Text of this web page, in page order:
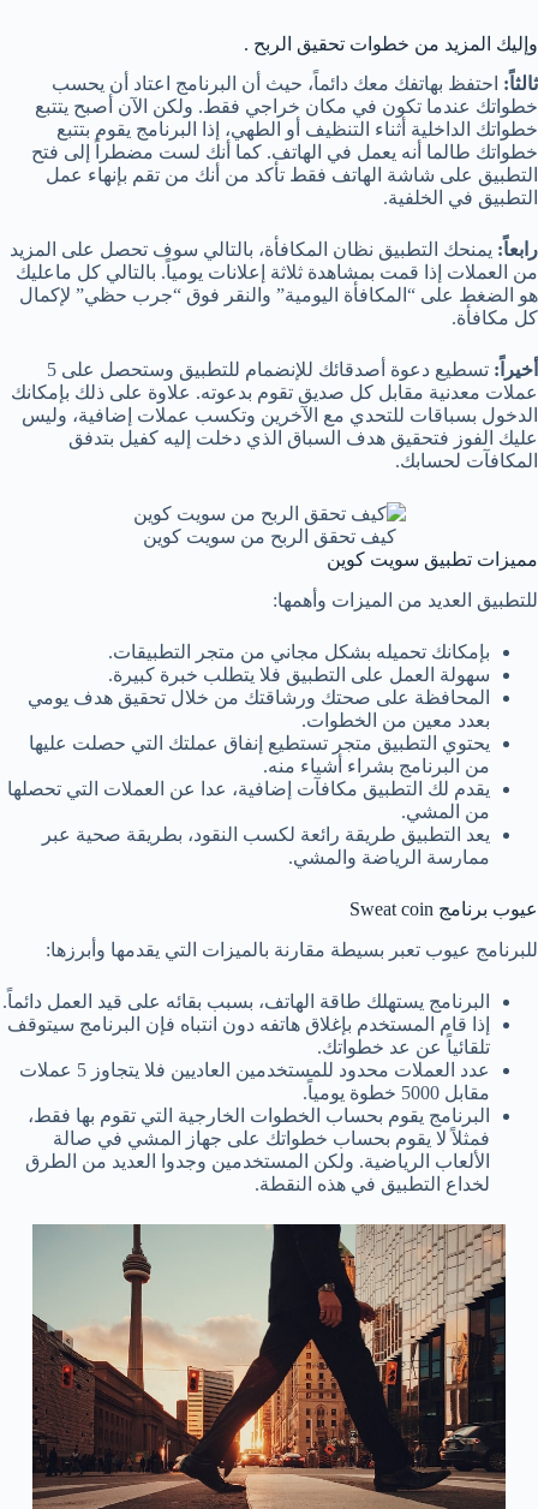
وإليك المزيد من خطوات تحقيق الربح .
ثالثاً: احتفظ بهاتفك معك دائماً، حيث أن البرنامج اعتاد أن يحسب
خطواتك عندما تكون في مكان خراجي فقط. ولكن الآن أصبح يتتبع
خطواتك الداخلية أثناء التنظيف أو الطهي، إذا البرنامج يقوم بتتبع
خطواتك طالما أنه يعمل في الهاتف. كما أنك لست مضطراً إلى فتح
التطبيق على شاشة الهاتف فقط تأكد من أنك من تقم بإنهاء عمل
التطبيق في الخلفية.
رابعاً: يمنحك التطبيق نظان المكافأة، بالتالي سوف تحصل على المزيد
من العملات إذا قمت بمشاهدة ثلاثة إعلانات يومياً. بالتالي كل ماعليك
هو الضغط على “المكافأة اليومية” والنقر فوق “جرب حظي” لإكمال
كل مكافأة.
أخيراً:
تسطيع دعوة أصدقائك للإنضمام للتطبيق وستحصل على 5
عملات معدنية مقابل كل صديق تقوم بدعوته. علاوة على ذلك بإمكانك
الدخول بسباقات للتحدي مع الآخرين وتكسب عملات إضافية، وليس
عليك الفوز فتحقيق هدف السباق الذي دخلت إليه كفيل بتدفق
المكافآت لحسابك.
كيف تحقق الربح من سويت كوين
مميزات تطبيق سويت كوين
للتطبيق العديد من الميزات وأهمها:
بإمكانك تحميله بشكل مجاني من متجر التطبيقات.
سهولة العمل على التطبيق فلا يتطلب خبرة كبيرة.
المحافظة على صحتك ورشاقتك من خلال تحقيق هدف يومي
بعدد معين من الخطوات.
يحتوي التطبيق متجر تستطيع إنفاق عملتك التي حصلت عليها
من البرنامج بشراء أشياء منه.
يقدم لك التطبيق مكافآت إضافية، عدا عن العملات التي تحصلها
من المشي.
يعد التطبيق طريقة رائعة لكسب النقود، بطريقة صحية عبر
ممارسة الرياضة والمشي.
عيوب برنامج Sweat coin
للبرنامج عيوب تعبر بسيطة مقارنة بالميزات التي يقدمها وأبرزها:
البرنامج يستهلك طاقة الهاتف، بسبب بقائه على قيد العمل دائماً.
إذا قام المستخدم بإغلاق هاتفه دون انتباه فإن البرنامج سيتوقف
تلقائياً عن عد خطواتك.
عدد العملات محدود للمستخدمين العاديين فلا يتجاوز 5 عملات
مقابل 5000 خطوة يومياً.
البرنامج يقوم بحساب الخطوات الخارجية التي تقوم بها فقط،
فمثلاً لا يقوم بحساب خطواتك على جهاز المشي في صالة
الألعاب الرياضية. ولكن المستخدمين وجدوا العديد من الطرق
لخداع التطبيق في هذه النقطة.